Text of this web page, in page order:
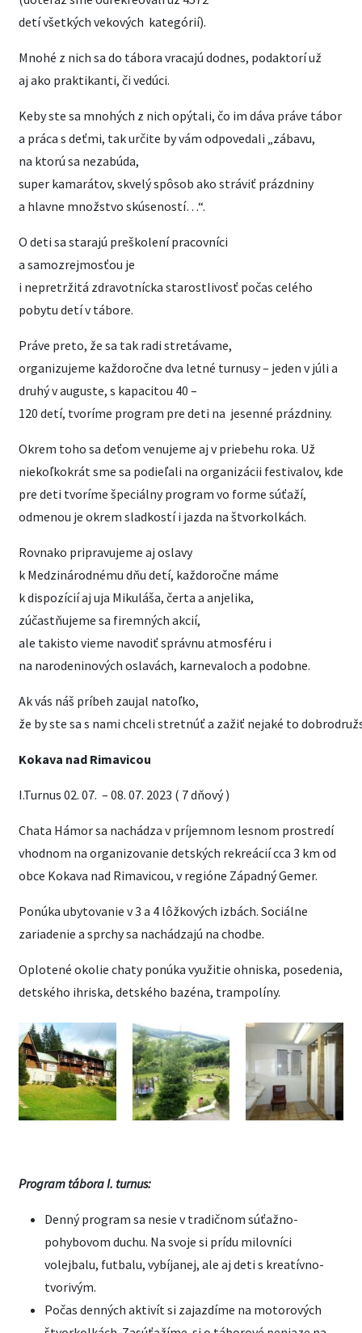
detí všetkých vekových kategórií).
Mnohé z nich sa do tábora vracajú dodnes, podaktorí už
aj ako praktikanti, či vedúci.
Keby ste sa mnohých z nich opýtali, čo im dáva práve tábor
a práca s deťmi, tak určite by vám odpovedali „zábavu,
na ktorú sa nezabúda,
super kamarátov, skvelý spôsob ako stráviť prázdniny
a hlavne množstvo skúseností…“.
O deti sa starajú preškolení pracovníci
a samozrejmosťou je
i nepretržitá zdravotnícka starostlivosť počas celého
pobytu detí v tábore.
Práve preto, že sa tak radi stretávame,
organizujeme každoročne dva letné turnusy – jeden v júli a
druhý v auguste, s kapacitou 40 –
120 detí, tvoríme program pre deti na jesenné prázdniny.
Okrem toho sa deťom venujeme aj v priebehu roka. Už
niekoľkokrát sme sa podieľali na organizácii festivalov, kde
pre deti tvoríme špeciálny program vo forme súťaží,
odmenou je okrem sladkostí i jazda na štvorkolkách.
Rovnako pripravujeme aj oslavy
k Medzinárodnému dňu detí, každoročne máme
k dispozícií aj uja Mikuláša, čerta a anjelika,
zúčastňujeme sa firemných akcií,
ale takisto vieme navodiť správnu atmosféru i
na narodeninových oslavách, karnevaloch a podobne.
Ak vás náš príbeh zaujal natoľko,
že by ste sa s nami chceli stretnúť a zažiť nejaké to
Kokava nad Rimavicou
I.Turnus 02. 07. – 08. 07. 2023 ( 7 dňový )
Chata Hámor sa nachádza v príjemnom lesnom prostredí
vhodnom na organizovanie detských rekreácií cca 3 km od
obce Kokava nad Rimavicou, v regióne Západný Gemer.
Ponúka ubytovanie v 3 a 4 lôžkových izbách. Sociálne
zariadenie a sprchy sa nachádzajú na chodbe.
Oplotené okolie chaty ponúka využitie ohniska, posedenia,
detského ihriska, detského bazéna, trampolíny.
Program tábora I. turnus:
Denný program sa nesie v tradičnom súťažno-
pohybovom duchu. Na svoje si prídu milovníci
volejbalu, futbalu, vybíjanej, ale aj deti s kreatívno-
tvorivým.
Počas denných aktivít si zajazdíme na motorových